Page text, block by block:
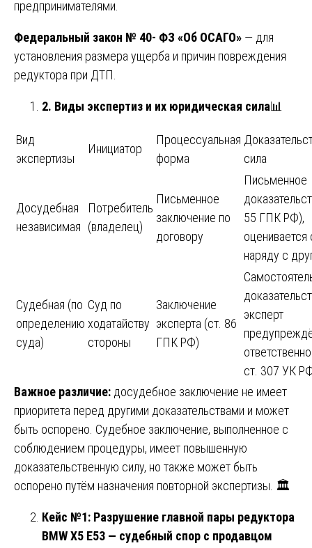
предпринимателями.
Федеральный закон № 40- ФЗ «Об ОСАГО» — для
установления размера ущерба и причин повреждения
редуктора при ДТП.
2. Виды экспертиз и их юридическая сила📊
Вид
экспертизы
Инициатор
Процессуальная
форма
сила
Досудебная
независимая
Потребитель
(владелец)
Письменное
заключение по
договору
Письменное
55 ГПК РФ),
наряду с
Судебная (по
определению
суда)
Суд по
ходатайству
стороны
Заключение
эксперта (ст. 86
ГПК РФ)
эксперт
ст. 307 УК
Важное различие: досудебное заключение не имеет
приоритета перед другими доказательствами и может
быть оспорено. Судебное заключение, выполненное с
соблюдением процедуры, имеет повышенную
доказательственную силу, но также может быть
оспорено путём назначения повторной экспертизы. 🏛️
Кейс №1: Разрушение главной пары редуктора
BMW X5 E53 — судебный спор с продавцом